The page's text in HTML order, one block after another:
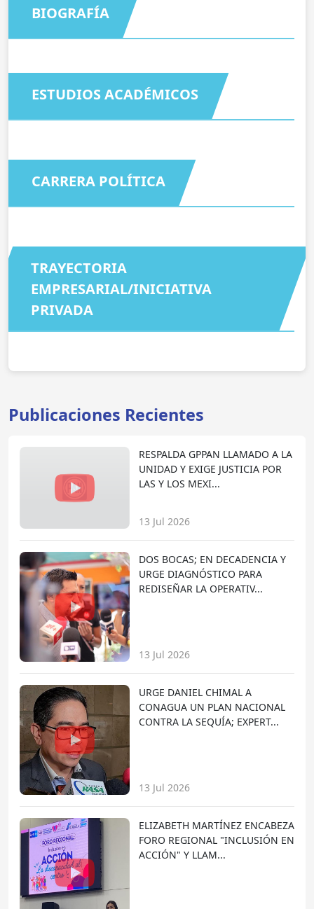
BIOGRAFÍA
ESTUDIOS ACADÉMICOS
CARRERA POLÍTICA
TRAYECTORIA
EMPRESARIAL/INICIATIVA
PRIVADA
Publicaciones Recientes
RESPALDA GPPAN LLAMADO A LA
UNIDAD Y EXIGE JUSTICIA POR
LAS Y LOS MEXI...
13 Jul 2026
DOS BOCAS; EN DECADENCIA Y
URGE DIAGNÓSTICO PARA
REDISEÑAR LA OPERATIV...
13 Jul 2026
URGE DANIEL CHIMAL A
CONAGUA UN PLAN NACIONAL
CONTRA LA SEQUÍA; EXPERT...
13 Jul 2026
ELIZABETH MARTÍNEZ ENCABEZA
FORO REGIONAL "INCLUSIÓN EN
ACCIÓN" Y LLAM...